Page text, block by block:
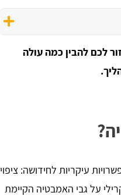
לכם להבין כמה עולה
עיקריות לחידושה: ציפוי
על גבי האמבטיה הקיימת